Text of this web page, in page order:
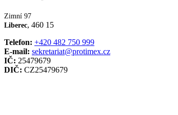
Zimní 97
Liberec, 460 15
Telefon: +420 482 750 999
E-mail: sekretariat@protimex.cz
IČ: 25479679
DIČ: CZ25479679